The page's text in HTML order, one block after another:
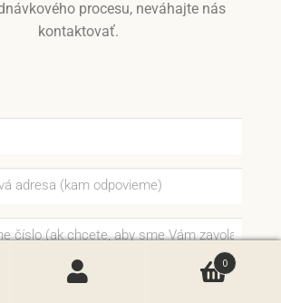
procesu, neváhajte nás
kontaktovať.
0